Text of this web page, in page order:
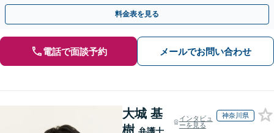
ニケーション◎お気軽にご相談ください。
料金表を見る
電話で面談予約 メールでお問い合わせ
大城 基
樹
インタビュ
ーを見る
神奈川県